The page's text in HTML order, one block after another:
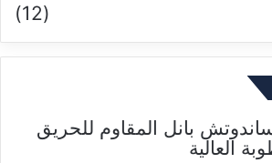
(12)
بانل المقاوم للحريق
العالية